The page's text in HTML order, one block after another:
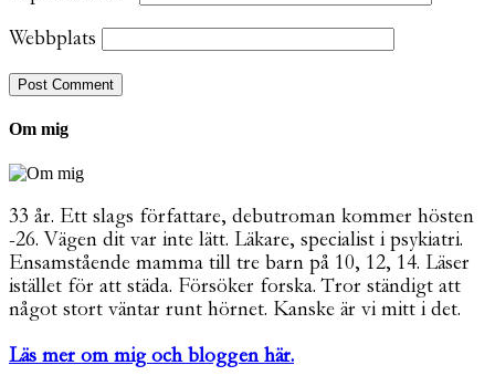
Webbplats
Om mig
33 år. Ett slags författare, debutroman kommer hösten
-26. Vägen dit var inte lätt. Läkare, specialist i psykiatri.
Ensamstående mamma till tre barn på 10, 12, 14. Läser
istället för att städa. Försöker forska. Tror ständigt att
något stort väntar runt hörnet. Kanske är vi mitt i det.
Läs mer om mig och bloggen här.